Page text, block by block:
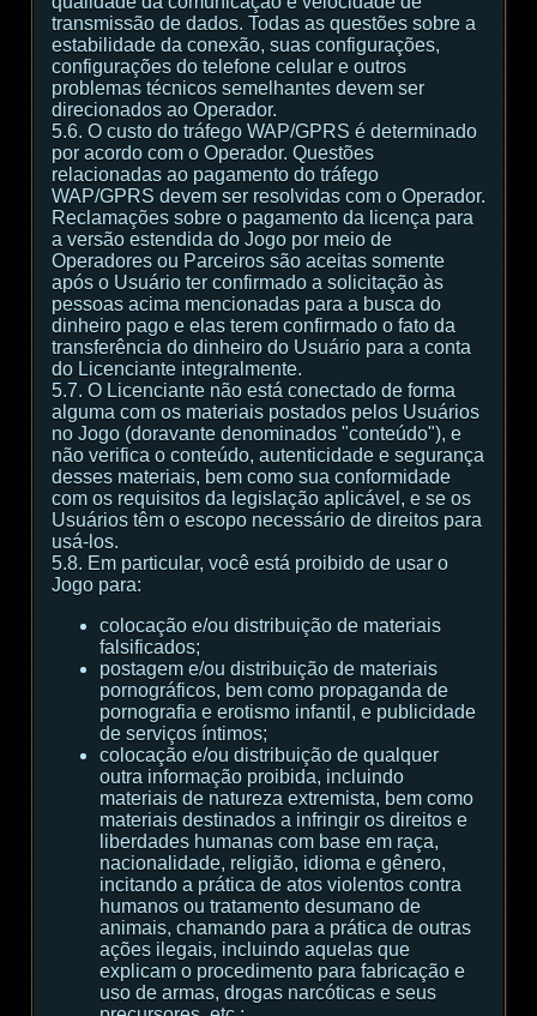
transmissão de dados. Todas as questões sobre a
estabilidade da conexão, suas configurações,
configurações do telefone celular e outros
problemas técnicos semelhantes devem ser
direcionados ao Operador.
5.6. O custo do tráfego WAP/GPRS é determinado
por acordo com o Operador. Questões
relacionadas ao pagamento do tráfego
WAP/GPRS devem ser resolvidas com o Operador.
Reclamações sobre o pagamento da licença para
a versão estendida do Jogo por meio de
Operadores ou Parceiros são aceitas somente
após o Usuário ter confirmado a solicitação às
pessoas acima mencionadas para a busca do
dinheiro pago e elas terem confirmado o fato da
transferência do dinheiro do Usuário para a conta
do Licenciante integralmente.
5.7. O Licenciante não está conectado de forma
alguma com os materiais postados pelos Usuários
no Jogo (doravante denominados "conteúdo"), e
não verifica o conteúdo, autenticidade e segurança
desses materiais, bem como sua conformidade
com os requisitos da legislação aplicável, e se os
Usuários têm o escopo necessário de direitos para
usá-los.
5.8. Em particular, você está proibido de usar o
Jogo para:
colocação e/ou distribuição de materiais
falsificados;
postagem e/ou distribuição de materiais
pornográficos, bem como propaganda de
pornografia e erotismo infantil, e publicidade
de serviços íntimos;
colocação e/ou distribuição de qualquer
outra informação proibida, incluindo
materiais de natureza extremista, bem como
materiais destinados a infringir os direitos e
liberdades humanas com base em raça,
nacionalidade, religião, idioma e gênero,
incitando a prática de atos violentos contra
humanos ou tratamento desumano de
animais, chamando para a prática de outras
ações ilegais, incluindo aquelas que
explicam o procedimento para fabricação e
uso de armas, drogas narcóticas e seus